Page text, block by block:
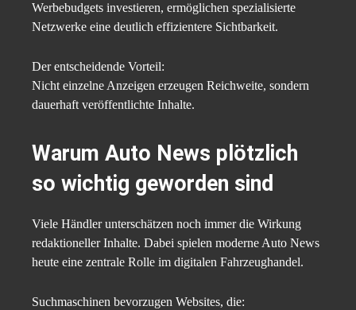
Werbebudgets investieren, ermöglichen spezialisierte
Netzwerke eine deutlich effizientere Sichtbarkeit.
Der entscheidende Vorteil:
Nicht einzelne Anzeigen erzeugen Reichweite, sondern
dauerhaft veröffentlichte Inhalte.
Warum Auto News plötzlich
so wichtig geworden sind
Viele Händler unterschätzen noch immer die Wirkung
redaktioneller Inhalte. Dabei spielen moderne Auto News
heute eine zentrale Rolle im digitalen Fahrzeughandel.
Suchmaschinen bevorzugen Websites, die: